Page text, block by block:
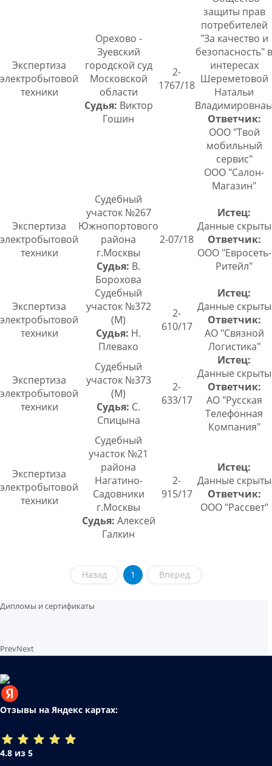
Экспертиза
электробытовой
техники
Орехово -
Зуевский
городской суд
Московской
области
Судья: Виктор
Гошин
2-
1767/18
защиты прав
потребителей
"За качество и
безопасность" в
интересах
Шереметовой
Натальи
Ответчик:
ООО "Твой
мобильный
сервис"
ООО "Салон-
Магазин"
Экспертиза
электробытовой
техники
Судебный
участок №267
Южнопортового
района
г.Москвы
Судья: В.
Борохова
2-07/18
Истец:
Данные скрыты
Ответчик:
ООО "Евросеть-
Ритейл"
Экспертиза
электробытовой
техники
Судебный
участок №372
(М)
Судья: Н.
Плевако
2-
610/17
Истец:
Данные скрыты
Ответчик:
АО "Связной
Логистика"
Экспертиза
электробытовой
техники
Судебный
участок №373
(М)
Судья: С.
Спицына
2-
633/17
Истец:
Данные скрыты
Ответчик:
АО "Русская
Телефонная
Компания"
Экспертиза
электробытовой
техники
Судебный
участок №21
района
Нагатино-
Садовники
г.Москвы
Судья: Алексей
Галкин
2-
915/17
Истец:
Данные скрыты
Ответчик:
ООО "Рассвет"
Назад 1 Вперед
Дипломы и сертификаты
PrevNext
Отзывы на Яндекс картах:
4.8 из 5